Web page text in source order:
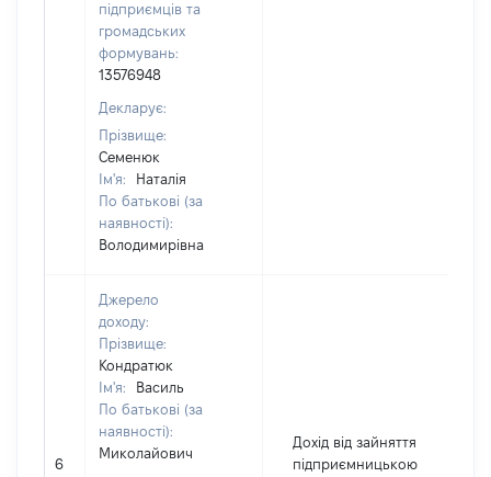
підприємців та
громадських
формувань:
13576948
Декларує:
Прізвище:
Семенюк
Ім'я:
Наталія
По батькові (за
наявності):
Володимирівна
6
Джерело
доходу:
Прізвище:
Кондратюк
Ім'я:
Василь
По батькові (за
наявності):
Миколайович
Дохід від зайняття
підприємницькою